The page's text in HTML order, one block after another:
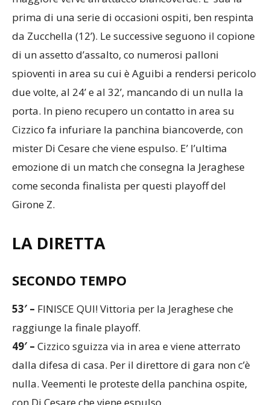
da Zucchella (12’). Le successive seguono il copione
di un assetto d’assalto, co numerosi palloni
spioventi in area su cui è Aguibi a rendersi pericolo
due volte, al 24’ e al 32’, mancando di un nulla la
porta. In pieno recupero un contatto in area su
Cizzico fa infuriare la panchina biancoverde, con
mister Di Cesare che viene espulso. E’ l’ultima
emozione di un match che consegna la Jeraghese
come seconda finalista per questi playoff del
Girone Z.
53′ –FINISCE QUI! Vittoria per la Jeraghese che
raggiunge la finale playoff.
49′ –Cizzico sguizza via in area e viene atterrato
dalla difesa di casa. Per il direttore di gara non c’è
nulla. Veementi le proteste della panchina ospite,
con Di Cesare che viene espulso.
45′ –Concessi 5 minuti di recupero.